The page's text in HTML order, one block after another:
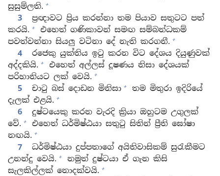
සුසුම්ලති. +
3
ප්‍රඥාවට ප්‍රිය කරන්නා තම පියාව සතුටට පත්
කරයි. +
එහෙත් ගණිකාවන් සමඟ සම්බන්ධකම්
පවත්වන්නා සියලු වටිනා දේ නැති කරගනී. +
4
රජෙකු යුක්තිය ඉටු කරන විට දේශය දියුණුවක්
අද්දකියි. +
එහෙත් අල්ලස් දූෂණය නිසා දේශයක්
පරිහානියට ලක් වෙයි. +
5 චාටු බස් දොඩන මිනිසා +
තම මිතුරා ඉදිරියේ
දැලක් එළයි. +
6
දුෂ්ටයෙකු කරන වැරදි ක්‍රියා ඔහුටම උගුලක්
වේ. +
එහෙත් ධර්මිෂ්ඨයා සතුටු සිතින් ප්‍රීති ඝෝෂා
නඟයි. +
7
ධර්මිෂ්ඨයා දුප්පතාගේ අයිතිවාසිකම් සුරැකීමට
උනන්දු වෙයි. +
නමුත් දුෂ්ටයා ඒ ගැන කිසි
සැලකිල්ලක් නොදක්වයි. +